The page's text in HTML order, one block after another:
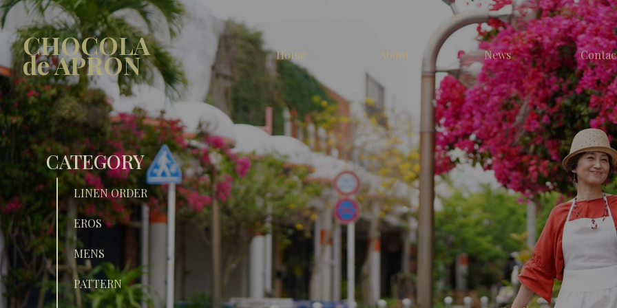
CHOCOLA
de APRON Home About News
CATEGORY
LINEN ORDER
EROS
MENS
PATTERN